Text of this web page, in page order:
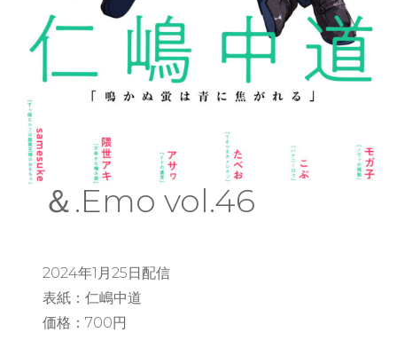
＆.Emo vol.46
2024年1月25日配信
表紙：仁嶋中道
価格：700円